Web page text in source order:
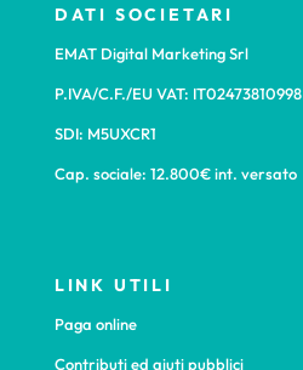
DATI SOCIETARI
EMAT Digital Marketing Srl
P.IVA/C.F./EU VAT: IT02473810998
SDI: M5UXCR1
Cap. sociale: 12.800€ int. versato
LINK UTILI
Paga online
Contributi ed aiuti pubblici